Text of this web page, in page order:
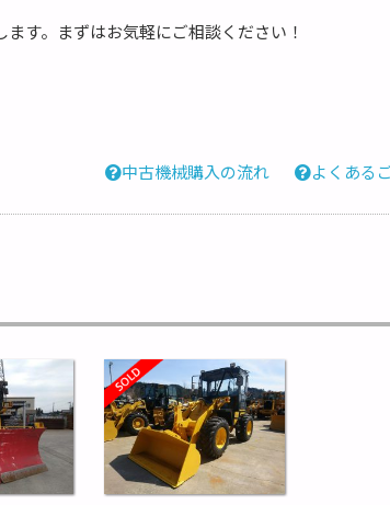
す。まずはお気軽にご相談ください！
中古機械購入の流れ よくある